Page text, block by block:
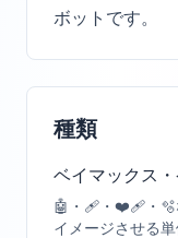
ボットです。
種類
ベイマックス
🤖・🩹・❤️‍🩹・🫧
イメージさせる